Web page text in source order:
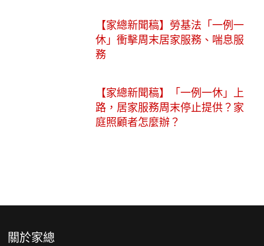
【家總新聞稿】勞基法「一例一
休」衝擊周末居家服務、喘息服
務
【家總新聞稿】「一例一休」上
路，居家服務周末停止提供？家
庭照顧者怎麼辦？
關於家總